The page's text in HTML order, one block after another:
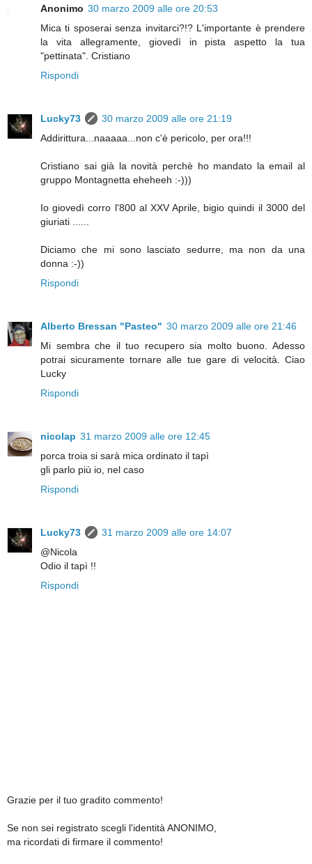
Anonimo 30 marzo 2009 alle ore 20:53
Mica ti sposerai senza invitarci?!? L'importante è prendere
la vita allegramente, giovedì in pista aspetto la tua
"pettinata". Cristiano
Rispondi
Lucky73
30 marzo 2009 alle ore 21:19
Addirittura...naaaaa...non c'è pericolo, per ora!!!
Cristiano sai già la novità perchè ho mandato la email al
gruppo Montagnetta eheheeh :-)))
Io giovedì corro l'800 al XXV Aprile, bigio quindi il 3000 del
giuriati ......
Diciamo che mi sono lasciato sedurre, ma non da una
donna :-))
Rispondi
Alberto Bressan "Pasteo" 30 marzo 2009 alle ore 21:46
Mi sembra che il tuo recupero sia molto buono. Adesso
potrai sicuramente tornare alle tue gare di velocità. Ciao
Lucky
Rispondi
nicolap 31 marzo 2009 alle ore 12:45
porca troia si sarà mica ordinato il tapì
gli parlo più io, nel caso
Rispondi
Lucky73
31 marzo 2009 alle ore 14:07
@Nicola
Odio il tapì !!
Rispondi
Grazie per il tuo gradito commento!
Se non sei registrato scegli l'identità ANONIMO,
ma ricordati di firmare il commento!